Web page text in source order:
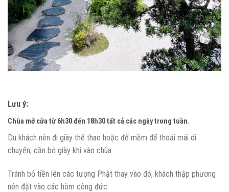
Lưu ý:
Chùa mở cửa từ 6h30 đến 18h30 tất cả các ngày trong tuần.
Du khách nên đi giày thể thao hoặc đế mềm để thoải mái di
chuyển, cần bỏ giày khi vào chùa.
Tránh bỏ tiền lên các tượng Phật thay vào đó, khách thập phương
nên đặt vào các hòm công đức.